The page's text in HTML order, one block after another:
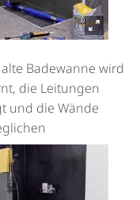
alte Badewanne wird
die Leitungen
und die Wände